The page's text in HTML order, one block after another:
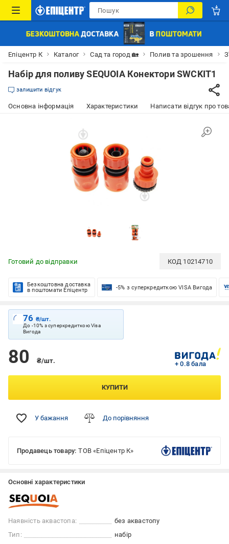
Епіцентр К Каталог Сад та город 🏡 Полив та зрошення
Набір для поливу SEQUOIA Конектори SWCKIT1
залишити відгук
Основна інформація Характеристики Написати відгук про
Готовий до відправки КОД 10214710
Безкоштовна доставка
в поштомати Епіцентр
-5% з суперкредиткою VISA Вигода
76 ₴/шт.
До -10% з суперкредиткою Visa
Вигода
80 ₴/шт. + 0.8 бала
КУПИТИ
У бажання До порівняння
Продавець товару: ТОВ «Епіцентр К»
Основні характеристики
Наявність аквастопа:
без аквастопу
Тип:
набір